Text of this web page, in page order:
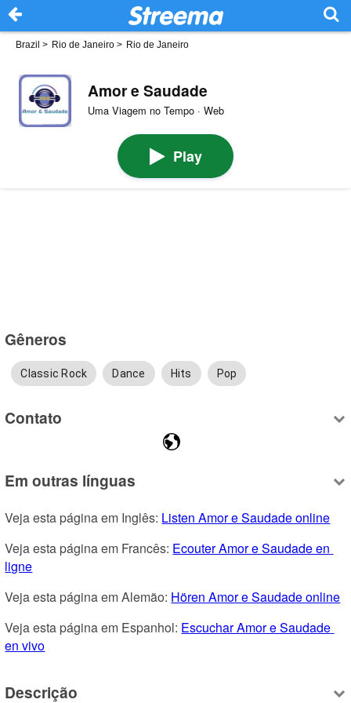
Brazil > Rio de Janeiro > Rio de Janeiro
Amor e Saudade
Uma Viagem no Tempo · Web
Play
Gêneros
Classic Rock Dance Hits Pop
Contato
Em outras línguas
Veja esta página em Inglês: Listen Amor e Saudade online
Veja esta página em Francês: Ecouter Amor e Saudade en
ligne
Veja esta página em Alemão: Hören Amor e Saudade online
Veja esta página em Espanhol: Escuchar Amor e Saudade
en vivo
Descrição